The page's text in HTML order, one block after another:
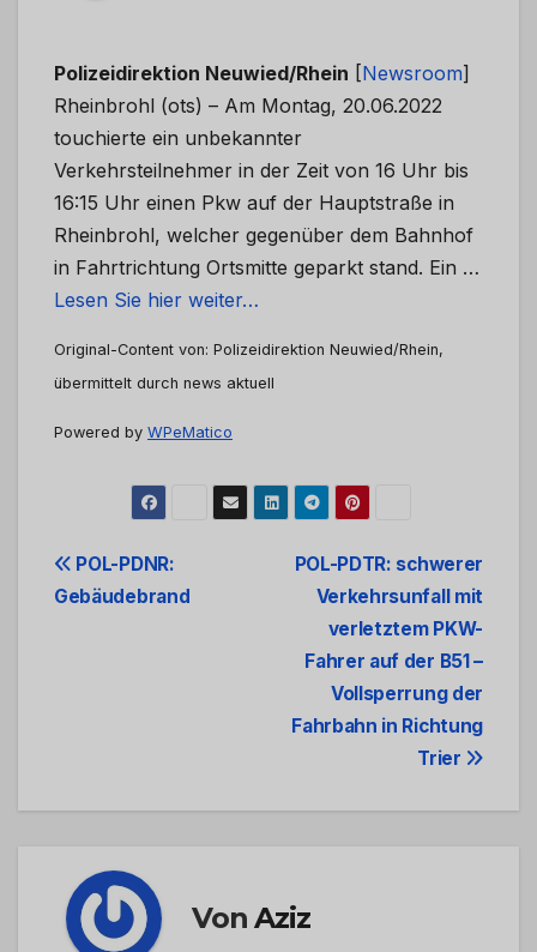
Polizeidirektion Neuwied/Rhein [Newsroom]
Rheinbrohl (ots) – Am Montag, 20.06.2022
touchierte ein unbekannter
Verkehrsteilnehmer in der Zeit von 16 Uhr bis
16:15 Uhr einen Pkw auf der Hauptstraße in
Rheinbrohl, welcher gegenüber dem Bahnhof
in Fahrtrichtung Ortsmitte geparkt stand. Ein …
Lesen Sie hier weiter…
Original-Content von: Polizeidirektion Neuwied/Rhein,
übermittelt durch news aktuell
Powered by WPeMatico
Beitrags-
POL-PDTR: schwerer
Verkehrsunfall mit
verletztem PKW-
Fahrer auf der B51 –
Vollsperrung der
Fahrbahn in Richtung
Trier
POL-PDNR:
Gebäudebrand
VonAziz